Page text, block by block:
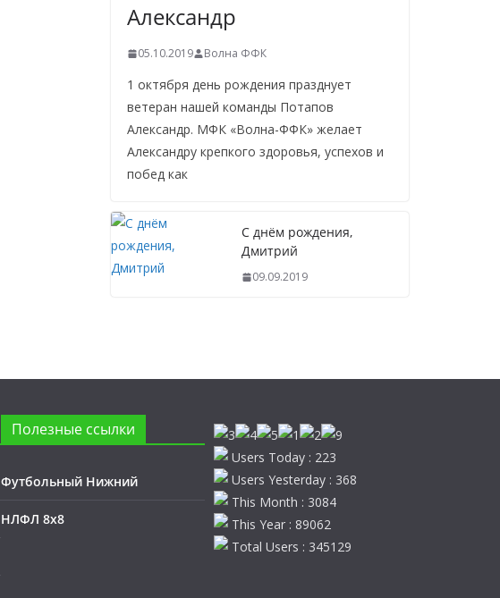
Александр
05.10.2019 Волна ФФК
1 октября день рождения празднует
ветеран нашей команды Потапов
Александр. МФК «Волна-ФФК» желает
Александру крепкого здоровья, успехов и
побед как
С днём рождения,
Дмитрий
09.09.2019
Полезные ссылки
Футбольный Нижний
НЛФЛ 8х8
Users Today : 223
Users Yesterday : 368
This Month : 3084
This Year : 89062
Total Users : 345129